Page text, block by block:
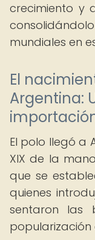
crecimiento y
mundiales en
El
Argentina:
El polo llegó a
XIX de la
que se
quienes
sentaron las
popularización